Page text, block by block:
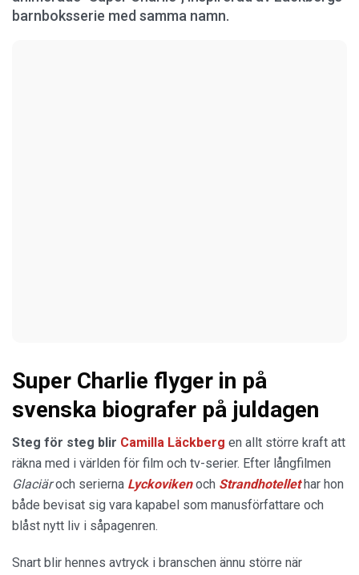
barnboksserie med samma namn.
Super Charlie flyger in på
svenska biografer på juldagen
Steg för steg blir Camilla Läckberg en allt större kraft att
räkna med i världen för film och tv-serier. Efter långfilmen
Glaciäroch serierna Lyckovikenoch Strandhotellethar hon
både bevisat sig vara kapabel som manusförfattare och
blåst nytt liv i såpagenren.
Snart blir hennes avtryck i branschen ännu större när